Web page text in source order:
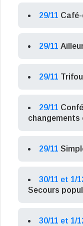
29/11
29/11
29/11
29/11
changements
29/11
30/11 et 1/
Secours
30/11 et 1/